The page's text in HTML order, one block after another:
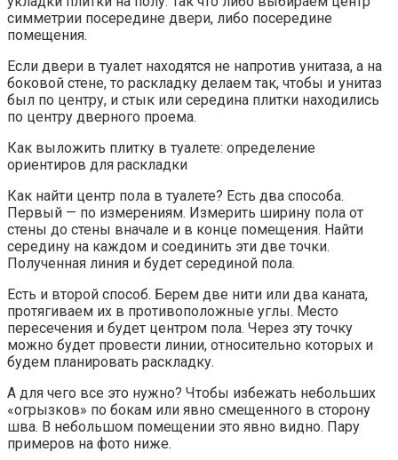
симметрии посередине двери, либо посередине
помещения.
Если двери в туалет находятся не напротив унитаза, а на
боковой стене, то раскладку делаем так, чтобы и унитаз
был по центру, и стык или середина плитки находились
по центру дверного проема.
Как выложить плитку в туалете: определение
ориентиров для раскладки
Как найти центр пола в туалете? Есть два способа.
Первый — по измерениям. Измерить ширину пола от
стены до стены вначале и в конце помещения. Найти
середину на каждом и соединить эти две точки.
Полученная линия и будет серединой пола.
Есть и второй способ. Берем две нити или два каната,
протягиваем их в противоположные углы. Место
пересечения и будет центром пола. Через эту точку
можно будет провести линии, относительно которых и
будем планировать раскладку.
А для чего все это нужно? Чтобы избежать небольших
«огрызков» по бокам или явно смещенного в сторону
шва. В небольшом помещении это явно видно. Пару
примеров на фото ниже.